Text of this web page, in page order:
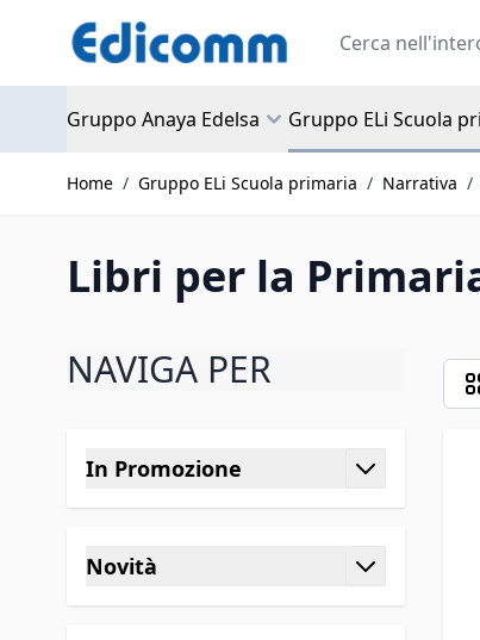
Search
Gruppo Anaya Edelsa Gruppo ELi Scuola
Home / Gruppo ELi Scuola primaria / Narrativa /
Libri per la
NAVIGA PER
In Promozione
filtro
Novità
filtro